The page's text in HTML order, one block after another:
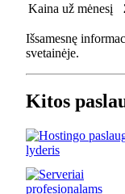
Kaina už mėnesį
Išsamesnę
svetainėje.
Kitos